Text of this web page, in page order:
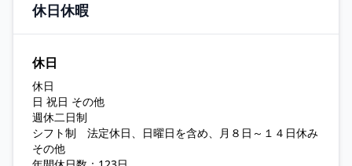
休日休暇
休日
休日
日 祝日 その他
週休二日制
シフト制 法定休日、日曜日を含め、月８日～１４日休み
その他